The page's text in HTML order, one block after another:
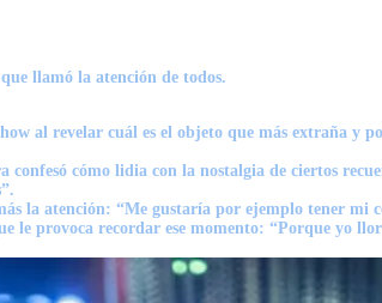
llamó la atención de todos.
al revelar cuál es el objeto que más extraña y
cómo lidia con la nostalgia de ciertos
la atención: “Me gustaría por ejemplo tener
provoca recordar ese momento: “Porque yo